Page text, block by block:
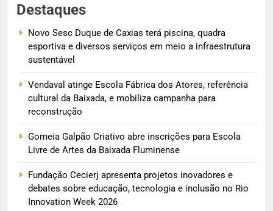
Destaques
Novo Sesc Duque de Caxias terá piscina, quadra
esportiva e diversos serviços em meio a infraestrutura
sustentável
Vendaval atinge Escola Fábrica dos Atores, referência
cultural da Baixada, e mobiliza campanha para
reconstrução
Gomeia Galpão Criativo abre inscrições para Escola
Livre de Artes da Baixada Fluminense
Fundação Cecierj apresenta projetos inovadores e
debates sobre educação, tecnologia e inclusão no Rio
Innovation Week 2026